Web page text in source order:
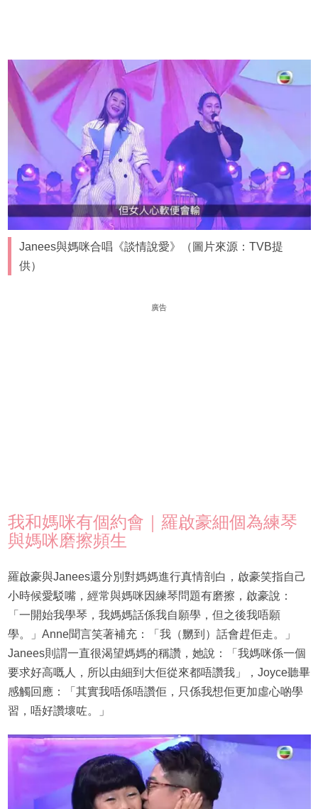
Janees與媽咪合唱《談情說愛》（圖片來源：TVB提
供）
廣告
我和媽咪有個約會｜羅啟豪細個為練琴
與媽咪磨擦頻生
羅啟豪與Janees還分別對媽媽進行真情剖白，啟豪笑指自己
小時候愛駁嘴，經常與媽咪因練琴問題有磨擦，啟豪說：
「一開始我學琴，我媽媽話係我自願學，但之後我唔願
學。」Anne聞言笑著補充：「我（嬲到）話會趕佢走。」
Janees則謂一直很渴望媽媽的稱讚，她說：「我媽咪係一個
要求好高嘅人，所以由細到大佢從來都唔讚我」，Joyce聽畢
感觸回應：「其實我唔係唔讚佢，只係我想佢更加虛心啲學
習，唔好讚壞咗。」